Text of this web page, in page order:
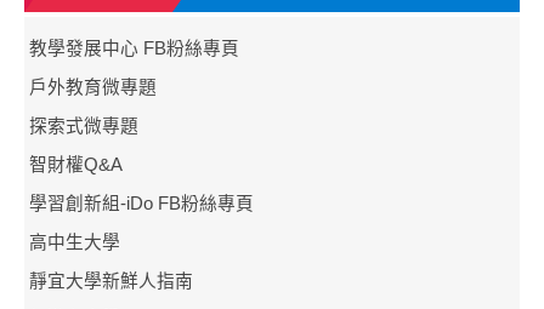
教學發展中心 FB粉絲專頁
戶外教育微專題
探索式微專題
智財權Q&A
學習創新組-iDo FB粉絲專頁
高中生大學
靜宜大學新鮮人指南